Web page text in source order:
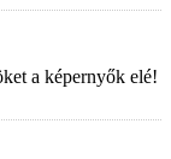
a képernyők elé!